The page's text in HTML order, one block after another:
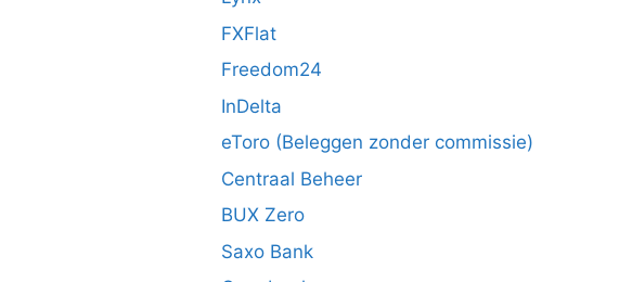
FXFlat
Freedom24
InDelta
eToro (Beleggen zonder commissie)
Centraal Beheer
BUX Zero
Saxo Bank